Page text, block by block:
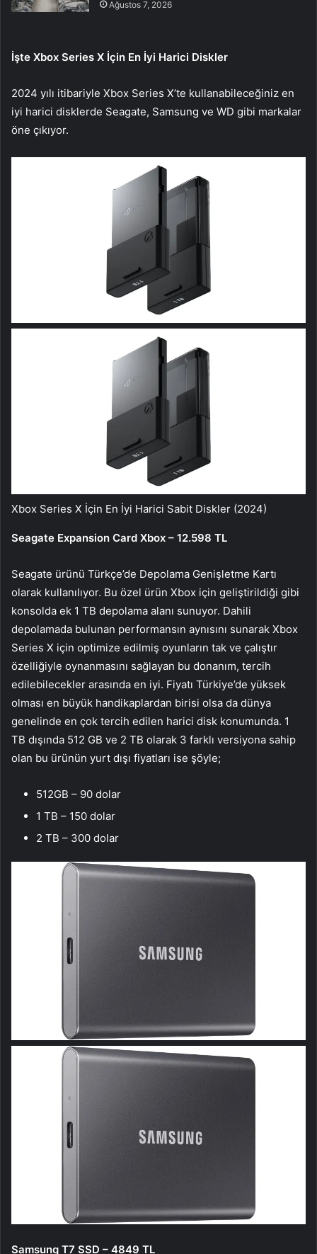
Ağustos 7, 2026
İşte Xbox Series X İçin En İyi Harici Diskler
2024 yılı itibariyle Xbox Series X’te kullanabileceğiniz en
iyi harici disklerde Seagate, Samsung ve WD gibi markalar
öne çıkıyor.
Xbox Series X İçin En İyi Harici Sabit Diskler (2024)
Seagate Expansion Card Xbox – 12.598 TL
Seagate ürünü Türkçe’de Depolama Genişletme Kartı
olarak kullanılıyor. Bu özel ürün Xbox için geliştirildiği gibi
konsolda ek 1 TB depolama alanı sunuyor. Dahili
depolamada bulunan performansın aynısını sunarak Xbox
Series X için optimize edilmiş oyunların tak ve çalıştır
özelliğiyle oynanmasını sağlayan bu donanım, tercih
edilebilecekler arasında en iyi. Fiyatı Türkiye’de yüksek
olması en büyük handikaplardan birisi olsa da dünya
genelinde en çok tercih edilen harici disk konumunda. 1
TB dışında 512 GB ve 2 TB olarak 3 farklı versiyona sahip
olan bu ürünün yurt dışı fiyatları ise şöyle;
512GB – 90 dolar
1 TB – 150 dolar
2 TB – 300 dolar
Samsung T7 SSD – 4849 TL